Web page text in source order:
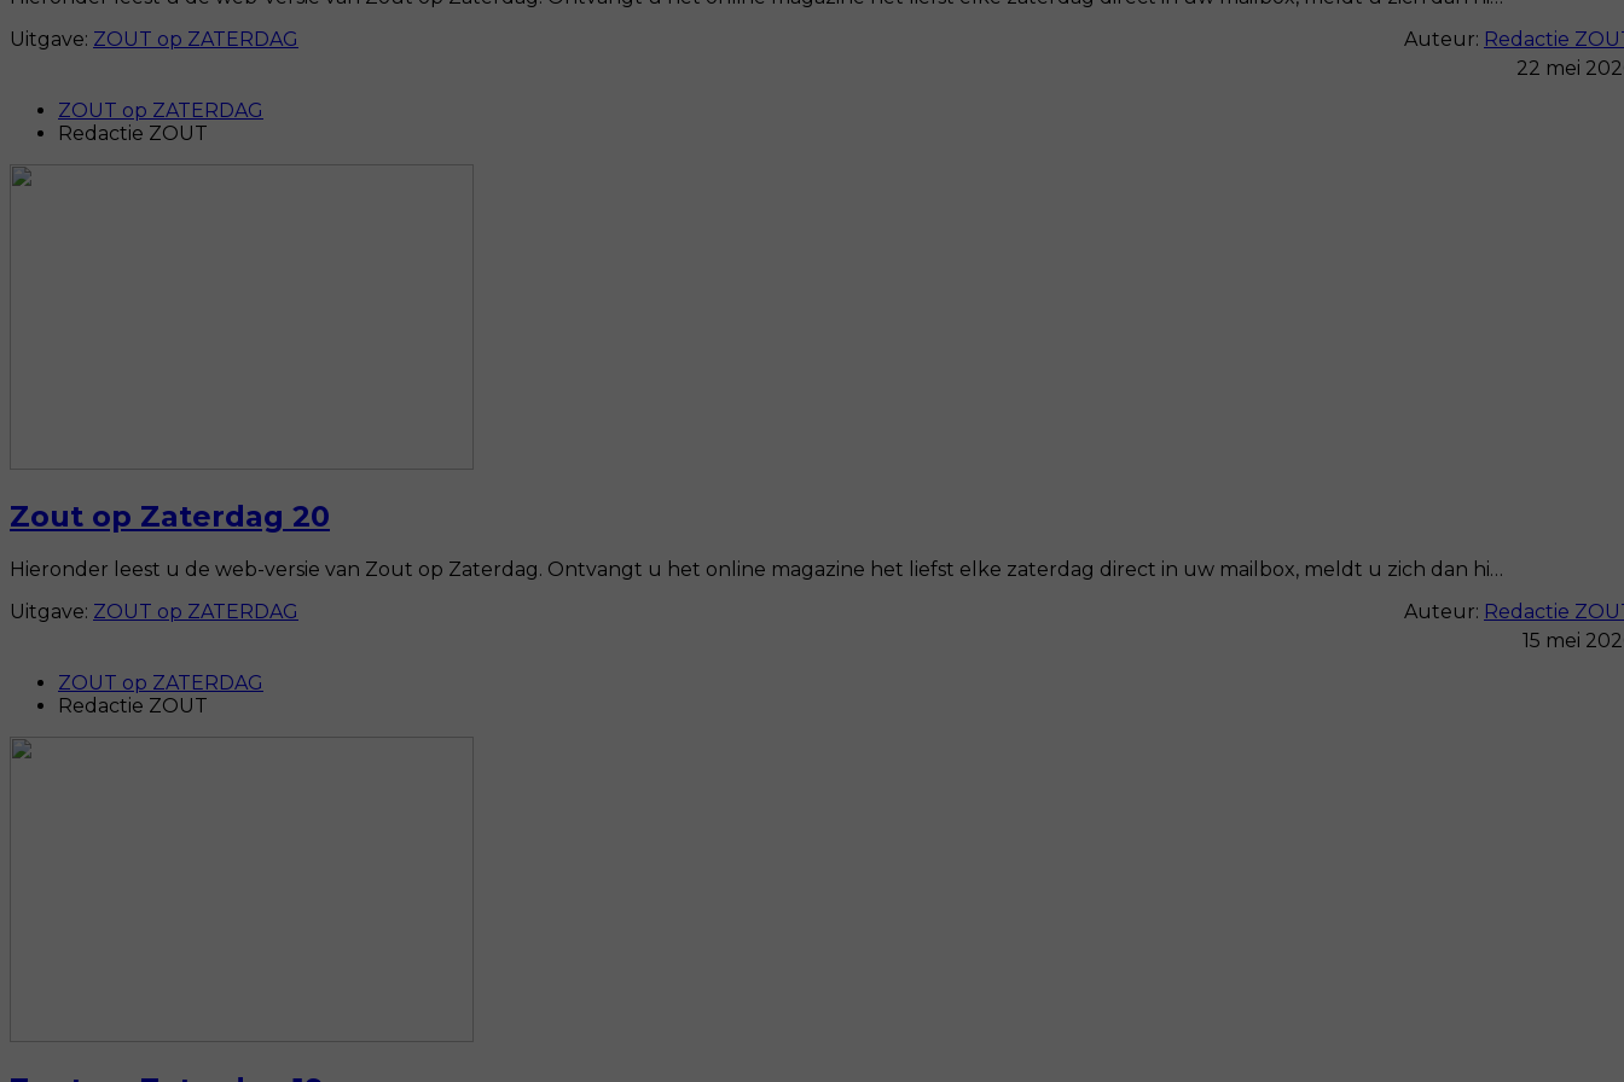
Uitgave: ZOUT op ZATERDAG Auteur: Redactie
22 mei
ZOUT op ZATERDAG
Redactie ZOUT
Zout op Zaterdag 20
Hieronder leest u de web-versie van Zout op Zaterdag. Ontvangt u het online magazine het liefst elke zaterdag direct in uw mailbox, meldt u zich dan hi…
Uitgave: ZOUT op ZATERDAG Auteur: Redactie
15 mei
ZOUT op ZATERDAG
Redactie ZOUT